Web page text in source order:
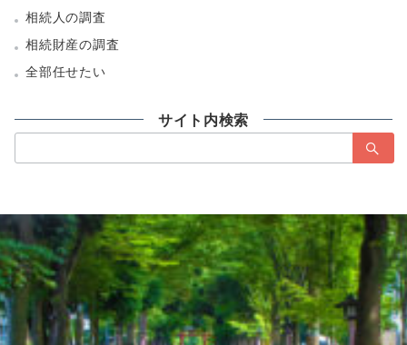
相続人の調査
相続財産の調査
全部任せたい
サイト内検索
索：